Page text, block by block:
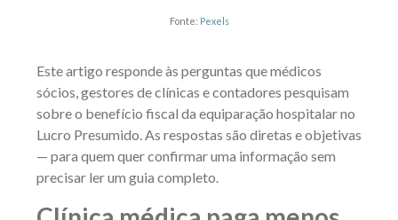
Fonte: Pexels
Este artigo responde às perguntas que médicos
sócios, gestores de clínicas e contadores pesquisam
sobre o benefício fiscal da equiparação hospitalar no
Lucro Presumido. As respostas são diretas e objetivas
— para quem quer confirmar uma informação sem
precisar ler um guia completo.